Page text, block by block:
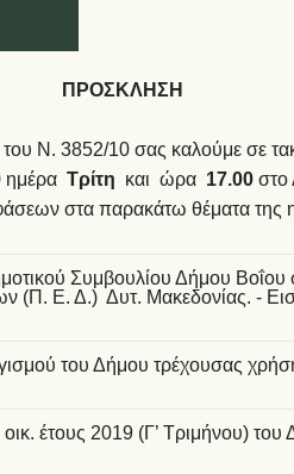
ΠΡΟΣΚΛΗΣΗ
Ν. 3852/10 σας καλούμε σε
ημέρα Τρίτη και ώρα 17.00στο
στα παρακάτω θέματα της
Συμβουλίου Δήμου Βοΐου
(Π. Ε. Δ.) Δυτ. Μακεδονίας. -
του Δήμου τρέχουσας
έτους 2019 (Γ’ Τριμήνου)